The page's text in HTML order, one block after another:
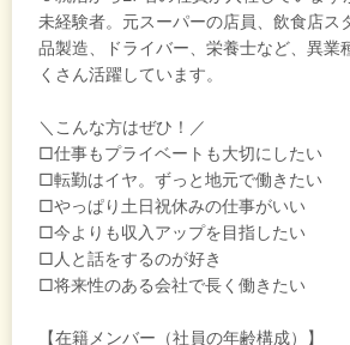
未経験者。元スーパーの店員、飲食店ス
品製造、ドライバー、栄養士など、異業
くさん活躍しています。
＼こんな方はぜひ！／
□仕事もプライベートも大切にしたい
□転勤はイヤ。ずっと地元で働きたい
□やっぱり土日祝休みの仕事がいい
□今よりも収入アップを目指したい
□人と話をするのが好き
□将来性のある会社で長く働きたい
【在籍メンバー（社員の年齢構成）】